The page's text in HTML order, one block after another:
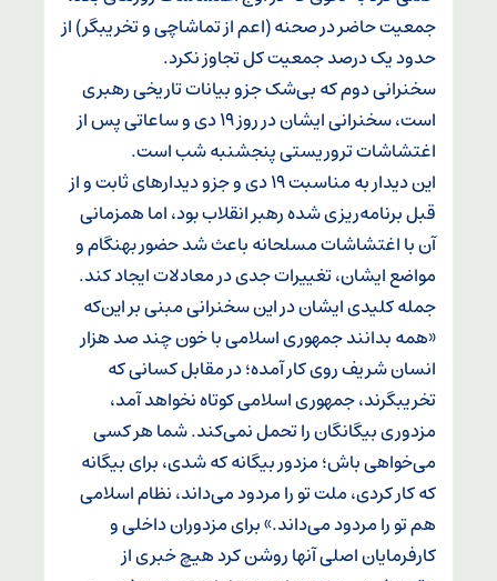
جمعیت حاضر در صحنه (اعم از تماشاچی و تخریبگر) از
حدود یک درصد جمعیت کل تجاوز نکرد.
سخنرانی دوم که بی‌شک جزو بیانات تاریخی رهبری
است، سخنرانی ایشان در روز ۱۹ دی و ساعاتی پس از
اغتشاشات تروریستی پنجشنبه شب است.
این دیدار به مناسبت ۱۹ دی و جزو دیدار‌های ثابت و از
قبل برنامه‌ریزی شده رهبر انقلاب بود، اما همزمانی
آن با اغتشاشات مسلحانه باعث شد حضور بهنگام و
مواضع ایشان، تغییرات جدی در معادلات ایجاد کند.
جمله کلیدی ایشان در این سخنرانی مبنی بر این‌که
«همه بدانند جمهوری اسلامی با خون چند صد هزار
انسان شریف روی کار آمده؛ در مقابل کسانی که
تخریبگرند، جمهوری اسلامی کوتاه نخواهد آمد،
مزدوری بیگانگان را تحمل نمی‌کند. شما هر کسی
می‌خواهی باش؛ مزدور بیگانه که شدی، برای بیگانه
که کار کردی، ملت تو را مردود می‌داند، نظام اسلامی
هم تو را مردود می‌داند.» برای مزدوران داخلی و
کارفرمایان اصلی آنها روشن کرد هیچ خبری از